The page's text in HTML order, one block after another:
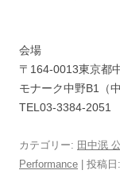
会場
〒164-0013東京都
モナーク中野B1（
TEL03-3384-2051
カテゴリー: 田中
Performance | 投稿日: